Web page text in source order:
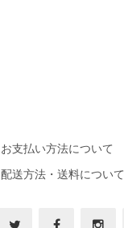
お支払い方法について
配送方法・送料について